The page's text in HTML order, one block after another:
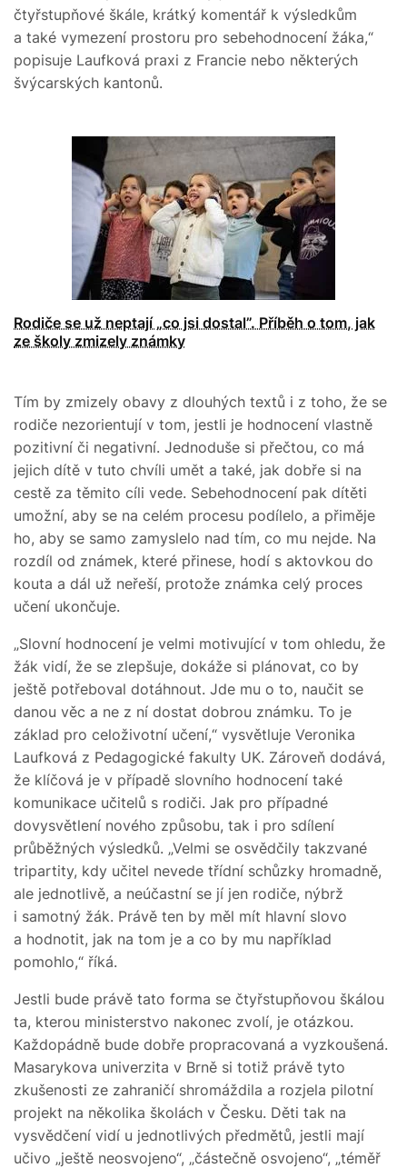
čtyřstupňové škále, krátký komentář k výsledkům
a také vymezení prostoru pro sebehodnocení žáka,“
popisuje Laufková praxi z Francie nebo některých
švýcarských kantonů.
Rodiče se už neptají „co jsi dostal”. Příběh o tom, jak
ze školy zmizely známky
Tím by zmizely obavy z dlouhých textů i z toho, že se
rodiče nezorientují v tom, jestli je hodnocení vlastně
pozitivní či negativní. Jednoduše si přečtou, co má
jejich dítě v tuto chvíli umět a také, jak dobře si na
cestě za těmito cíli vede. Sebehodnocení pak dítěti
umožní, aby se na celém procesu podílelo, a přiměje
ho, aby se samo zamyslelo nad tím, co mu nejde. Na
rozdíl od známek, které přinese, hodí s aktovkou do
kouta a dál už neřeší, protože známka celý proces
učení ukončuje.
„Slovní hodnocení je velmi motivující v tom ohledu, že
žák vidí, že se zlepšuje, dokáže si plánovat, co by
ještě potřeboval dotáhnout. Jde mu o to, naučit se
danou věc a ne z ní dostat dobrou známku. To je
základ pro celoživotní učení,“ vysvětluje Veronika
Laufková z Pedagogické fakulty UK. Zároveň dodává,
že klíčová je v případě slovního hodnocení také
komunikace učitelů s rodiči. Jak pro případné
dovysvětlení nového způsobu, tak i pro sdílení
průběžných výsledků. „Velmi se osvědčily takzvané
tripartity, kdy učitel nevede třídní schůzky hromadně,
ale jednotlivě, a neúčastní se jí jen rodiče, nýbrž
i samotný žák. Právě ten by měl mít hlavní slovo
a hodnotit, jak na tom je a co by mu například
pomohlo,“ říká.
Jestli bude právě tato forma se čtyřstupňovou škálou
ta, kterou ministerstvo nakonec zvolí, je otázkou.
Každopádně bude dobře propracovaná a vyzkoušená.
Masarykova univerzita v Brně si totiž právě tyto
zkušenosti ze zahraničí shromáždila a rozjela pilotní
projekt na několika školách v Česku. Děti tak na
vysvědčení vidí u jednotlivých předmětů, jestli mají
učivo „ještě neosvojeno“, „částečně osvojeno“, „téměř